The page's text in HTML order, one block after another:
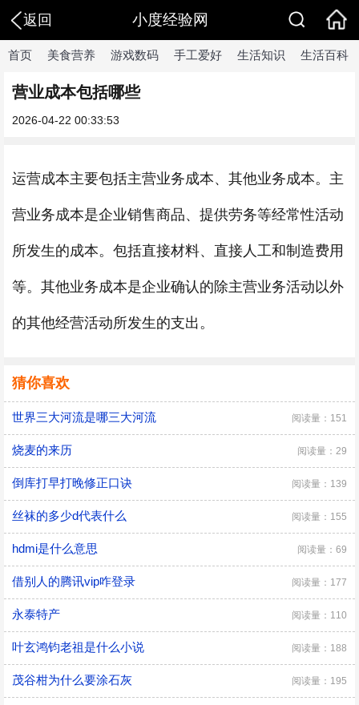
返回 小度经验网
首页 美食营养 游戏数码 手工爱好 生活知识 生活百科
营业成本包括哪些
2026-04-22 00:33:53
运营成本主要包括主营业务成本、其他业务成本。主
营业务成本是企业销售商品、提供劳务等经常性活动
所发生的成本。包括直接材料、直接人工和制造费用
等。其他业务成本是企业确认的除主营业务活动以外
的其他经营活动所发生的支出。
猜你喜欢
世界三大河流是哪三大河流 阅读量：151
烧麦的来历 阅读量：29
倒库打早打晚修正口诀 阅读量：139
丝袜的多少d代表什么 阅读量：155
hdmi是什么意思 阅读量：69
借别人的腾讯vip咋登录 阅读量：177
永泰特产 阅读量：110
叶玄鸿钧老祖是什么小说 阅读量：188
茂谷柑为什么要涂石灰 阅读量：195